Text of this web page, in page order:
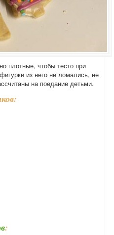
плотные, чтобы тесто при
из него не ломались, не
на поедание детьми.
: